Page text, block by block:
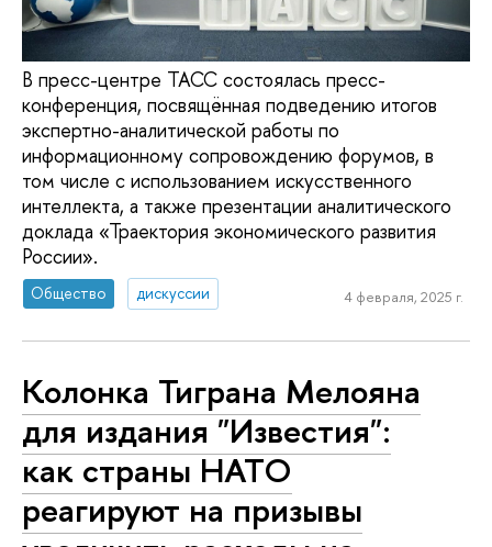
В пресс-центре ТАСС состоялась пресс-
конференция, посвящённая подведению итогов
экспертно-аналитической работы по
информационному сопровождению форумов, в
том числе с использованием искусственного
интеллекта, а также презентации аналитического
доклада «Траектория экономического развития
России».
Общество дискуссии 4 февраля, 2025 г.
Колонка Тиграна Мелояна
для издания "Известия":
как страны НАТО
реагируют на призывы